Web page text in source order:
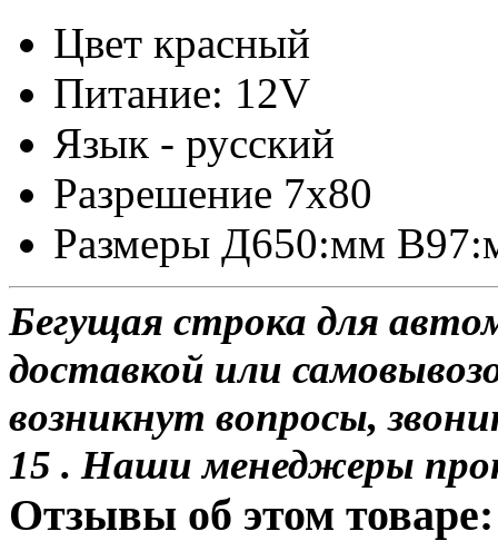
Цвет красный
Питание: 12V
Язык - русский
Разрешение 7x80
Размеры Д650:мм
Бегущая строка для
доставкой или
возникнут вопросы,
15 . Наши менеджеры
Отзывы об этом товаре: